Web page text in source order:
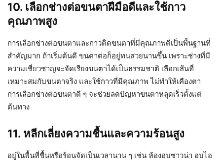
10. เลือกช่างต่อขนตาฝีมือดีและใช้กาว
คุณภาพสูง
การเลือกช่างต่อขนตาและกาวติดขนตาที่มีคุณภาพดีเป็นพื้นฐานที่
สำคัญมาก ถ้าเริ่มต้นดี ขนตาต่อก็อยู่ทนสวยนานขึ้น เพราะช่างที่มี
ความเชี่ยวชาญจะจัดเรียงขนตาได้เป็นธรรมชาติ เลือกเส้นที่
เหมาะสมกับขนตาจริง และใช้กาวที่มีคุณภาพ ไม่ทำให้เคืองตา
การเลือกช่างต่อขนตาดี ๆ จะช่วยลดปัญหาขนตาหลุดเร็วตั้งแต่
ต้นทาง
11. หลีกเลี่ยงความชื้นและความร้อนสูง
อยู่ในพื้นที่ชื้นหรือร้อนจัดเป็นเวลานาน ๆ เช่น ห้องอบซาวน่า อบไอ